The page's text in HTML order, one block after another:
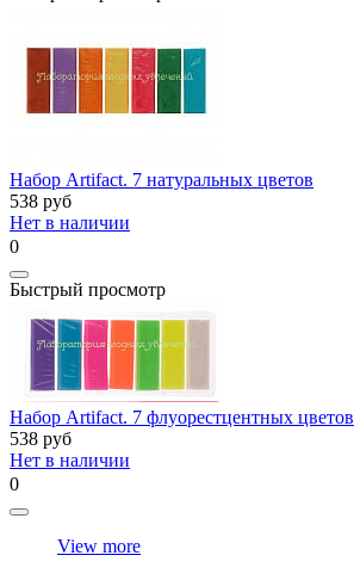
Набор Artifact. 7 натуральных цветов
538 руб
Нет в наличии
0
Быстрый просмотр
Набор Artifact. 7 флуорестцентных цветов
538 руб
Нет в наличии
0
View more